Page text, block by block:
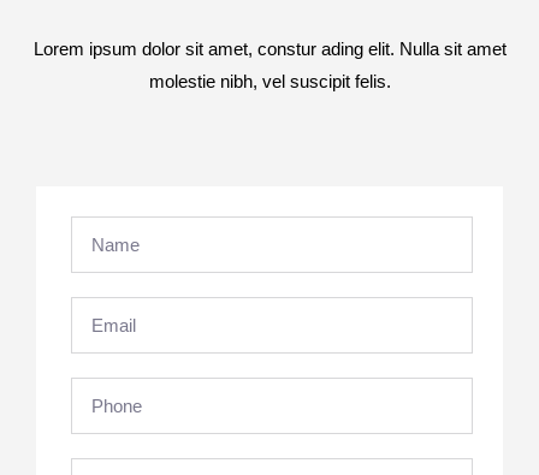
Lorem ipsum dolor sit amet, constur ading elit. Nulla sit amet
molestie nibh, vel suscipit felis.